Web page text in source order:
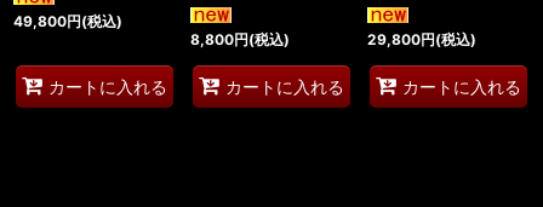
49,800円(税込)
カートに入れる
8,800円(税込)
カートに入れる
29,800円(税込)
カートに入れる